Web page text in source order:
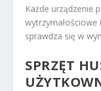
Każde urządzenie
sprawdza się w
SPRZĘT